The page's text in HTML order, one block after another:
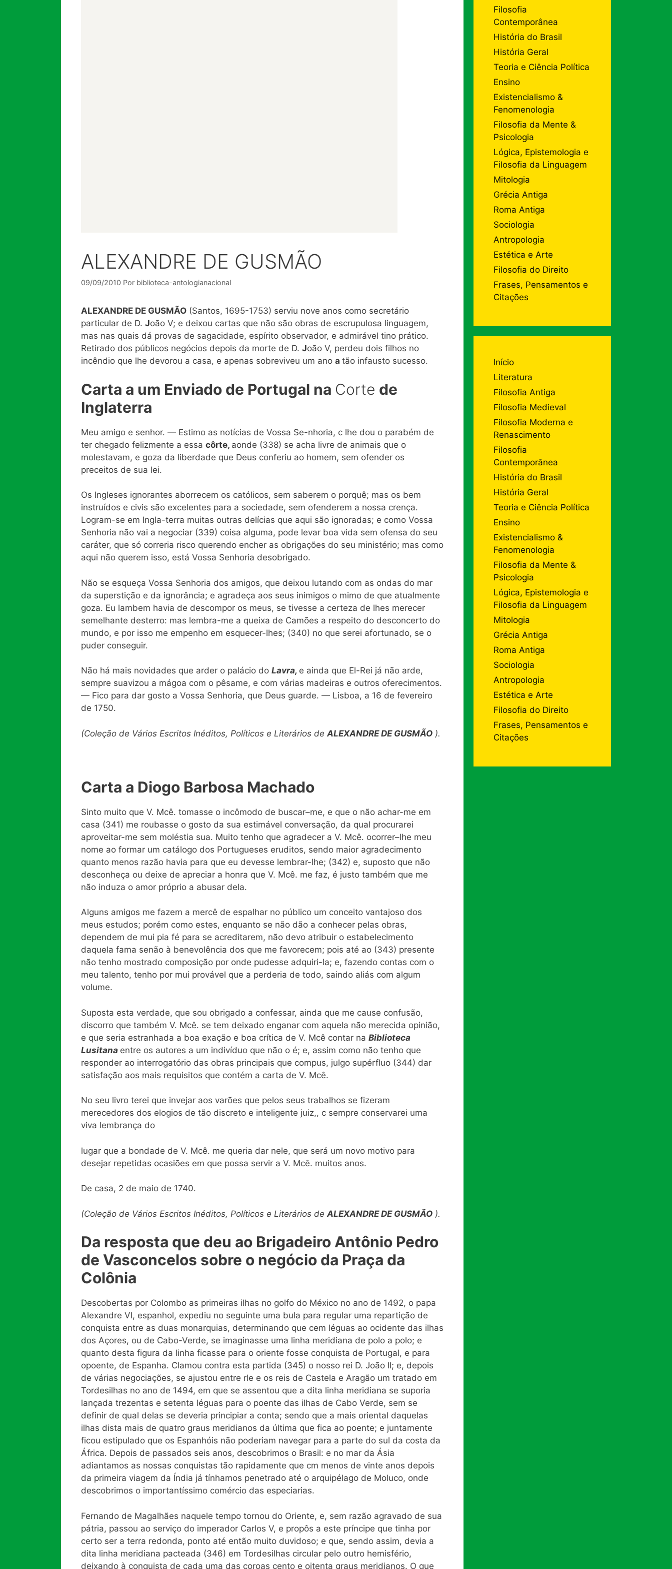
ALEXANDRE DE GUSMÃO
09/09/2010 Por biblioteca-antologianacional
ALEXANDRE DE GUSMÃO (Santos, 1695-1753) serviu nove anos como secretário
particular de D. João V; e deixou cartas que não são obras de escrupulosa linguagem,
mas nas quais dá provas de sagacidade, espírito observador, e admirável tino prático.
Retirado dos públicos negócios depois da morte de D. João V, perdeu dois filhos no
incêndio que lhe devorou a casa, e apenas sobreviveu um ano a tão infausto sucesso.
Carta a um Enviado de Portugal na Corte de
Inglaterra
Meu amigo e senhor. — Estimo as notícias de Vossa Se-nhoria, c lhe dou o parabém de
ter chegado felizmente a essa côrte, aonde (338) se acha livre de animais que o
molestavam, e goza da liberdade que Deus conferiu ao homem, sem ofender os
preceitos de sua lei.
Os Ingleses ignorantes aborrecem os católicos, sem saberem o porquê; mas os bem
instruídos e civis são excelentes para a sociedade, sem ofenderem a nossa crença.
Logram-se em Ingla-terra muitas outras delícias que aqui são ignoradas; e como Vossa
Senhoria não vai a negociar (339) coisa alguma, pode levar boa vida sem ofensa do seu
caráter, que só correria risco querendo encher as obrigações do seu ministério; mas como
aqui não querem isso, está Vossa Senhoria desobrigado.
Não se esqueça Vossa Senhoria dos amigos, que deixou lutando com as ondas do mar
da superstição e da ignorância; e agradeça aos seus inimigos o mimo de que atualmente
goza. Eu lambem havia de descompor os meus, se tivesse a certeza de lhes merecer
semelhante desterro: mas lembra-me a queixa de Camões a respeito do desconcerto do
mundo, e por isso me empenho em esquecer-lhes; (340) no que serei afortunado, se o
puder conseguir.
Não há mais novidades que arder o palácio do Lavra, e ainda que El-Rei já não arde,
sempre suavizou a mágoa com o pêsame, e com várias madeiras e outros oferecimentos.
— Fico para dar gosto a Vossa Senhoria, que Deus guarde. — Lisboa, a 16 de fevereiro
de 1750.
(Coleção de Vários Escritos Inéditos, Políticos e Literários de ALEXANDRE DE GUSMÃO ).
Carta a Diogo Barbosa Machado
Sinto muito que V. Mcê. tomasse o incômodo de buscar–me, e que o não achar-me em
casa (341) me roubasse o gosto da sua estimável conversação, da qual procurarei
aproveitar-me sem moléstia sua. Muito tenho que agradecer a V. Mcê. ocorrer–lhe meu
nome ao formar um catálogo dos Portugueses eruditos, sendo maior agradecimento
quanto menos razão havia para que eu devesse lembrar-lhe; (342) e, suposto que não
desconheça ou deixe de apreciar a honra que V. Mcê. me faz, é justo também que me
não induza o amor próprio a abusar dela.
Alguns amigos me fazem a mercê de espalhar no público um conceito vantajoso dos
meus estudos; porém como estes, enquanto se não dão a conhecer pelas obras,
dependem de mui pia fé para se acreditarem, não devo atribuir o estabelecimento
daquela fama senão à benevolência dos que me favorecem; pois até ao (343) presente
não tenho mostrado composição por onde pudesse adquiri-la; e, fazendo contas com o
meu talento, tenho por mui provável que a perderia de todo, saindo aliás com algum
volume.
Suposta esta verdade, que sou obrigado a confessar, ainda que me cause confusão,
discorro que também V. Mcê. se tem deixado enganar com aquela não merecida opinião,
e que seria estranhada a boa exação e boa crítica de V. Mcê contar na Biblioteca
Lusitana entre os autores a um indivíduo que não o é; e, assim como não tenho que
responder ao interrogatório das obras principais que compus, julgo supérfluo (344) dar
satisfação aos mais requisitos que contém a carta de V. Mcê.
No seu livro terei que invejar aos varões que pelos seus trabalhos se fizeram
merecedores dos elogios de tão discreto e inteligente juiz,, c sempre conservarei uma
viva lembrança do
lugar que a bondade de V. Mcê. me queria dar nele, que será um novo motivo para
desejar repetidas ocasiões em que possa servir a V. Mcê. muitos anos.
De casa, 2 de maio de 1740.
(Coleção de Vários Escritos Inéditos, Políticos e Literários de ALEXANDRE DE GUSMÃO ).
Da resposta que deu ao Brigadeiro Antônio Pedro
de Vasconcelos sobre o negócio da Praça da
Colônia
Descobertas por Colombo as primeiras ilhas no golfo do México no ano de 1492, o papa
Alexandre VI, espanhol, expediu no seguinte uma bula para regular uma repartição de
conquista entre as duas monarquias, determinando que cem léguas ao ocidente das ilhas
dos Açores, ou de Cabo-Verde, se imaginasse uma linha meridiana de polo a polo; e
quanto desta figura da linha ficasse para o oriente fosse conquista de Portugal, e para
opoente, de Espanha. Clamou contra esta partida (345) o nosso rei D. João II; e, depois
de várias negociações, se ajustou entre rle e os reis de Castela e Aragão um tratado em
Tordesilhas no ano de 1494, em que se assentou que a dita linha meridiana se suporia
lançada trezentas e setenta léguas para o poente das ilhas de Cabo Verde, sem se
definir de qual delas se deveria principiar a conta; sendo que a mais oriental daquelas
ilhas dista mais de quatro graus meridianos da última que fica ao poente; e juntamente
ficou estipulado que os Espanhóis não poderiam navegar para a parte do sul da costa da
África. Depois de passados seis anos, descobrimos o Brasil: e no mar da Ásia
adiantamos as nossas conquistas tão rapidamente que cm menos de vinte anos depois
da primeira viagem da Índia já tínhamos penetrado até o arquipélago de Moluco, onde
descobrimos o importantíssimo comércio das especiarias.
Fernando de Magalhães naquele tempo tornou do Oriente, e, sem razão agravado de sua
pátria, passou ao serviço do imperador Carlos V, e propôs a este príncipe que tinha por
certo ser a terra redonda, ponto até então muito duvidoso; e que, sendo assim, devia a
dita linha meridiana pacteada (346) em Tordesilhas circular pelo outro hemisfério,
deixando à conquista de cada uma das coroas cento e oitenta graus meridianos. O que
Filosofia
Contemporânea
História do Brasil
História Geral
Teoria e Ciência Política
Ensino
Existencialismo &
Fenomenologia
Filosofia da Mente &
Psicologia
Lógica, Epistemologia e
Filosofia da Linguagem
Mitologia
Grécia Antiga
Roma Antiga
Sociologia
Antropologia
Estética e Arte
Filosofia do Direito
Frases, Pensamentos e
Citações
Início
Literatura
Filosofia Antiga
Filosofia Medieval
Filosofia Moderna e
Renascimento
Filosofia
Contemporânea
História do Brasil
História Geral
Teoria e Ciência Política
Ensino
Existencialismo &
Fenomenologia
Filosofia da Mente &
Psicologia
Lógica, Epistemologia e
Filosofia da Linguagem
Mitologia
Grécia Antiga
Roma Antiga
Sociologia
Antropologia
Estética e Arte
Filosofia do Direito
Frases, Pensamentos e
Citações